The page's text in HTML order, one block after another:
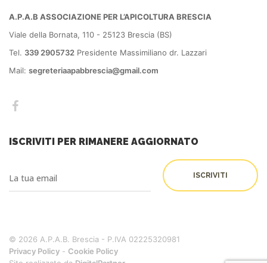
A.P.A.B ASSOCIAZIONE PER L’APICOLTURA BRESCIA
Viale della Bornata, 110 - 25123 Brescia (BS)
Tel. 339 2905732 Presidente Massimiliano dr. Lazzari
Mail: segreteriaapabbrescia@gmail.com
ISCRIVITI PER RIMANERE AGGIORNATO
© 2026 A.P.A.B. Brescia - P.IVA 02225320981
Privacy Policy - Cookie Policy